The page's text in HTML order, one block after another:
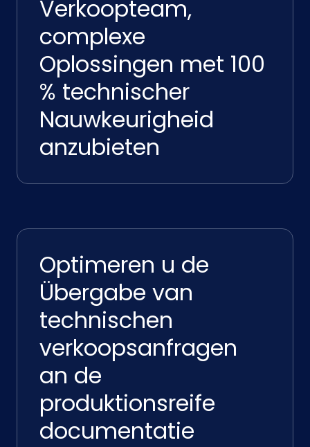
Verkoopteam,
complexe
Oplossingen met 100
% technischer
Nauwkeurigheid
anzubieten
Optimeren u de
Übergabe van
technischen
verkoopsanfragen
an de
produktionsreife
documentatie